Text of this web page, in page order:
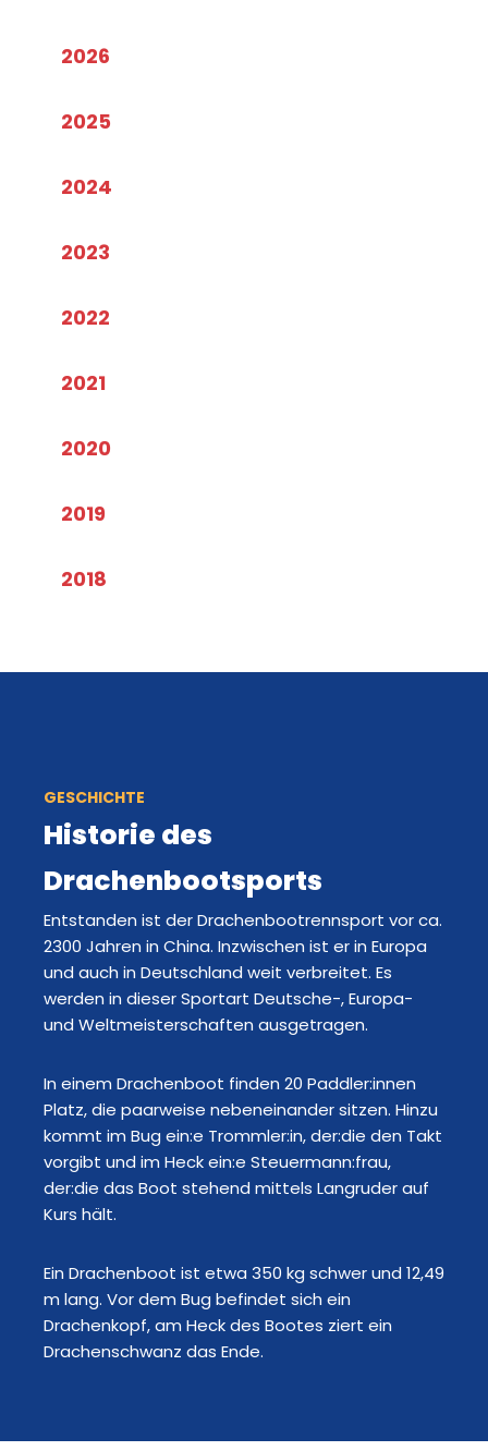
2026
2025
2024
2023
2022
2021
2020
2019
2018
GESCHICHTE
Historie des
Drachenbootsports
Entstanden ist der Drachenbootrennsport vor ca.
2300 Jahren in China. Inzwischen ist er in Europa
und auch in Deutschland weit verbreitet. Es
werden in dieser Sportart Deutsche-, Europa-
und Weltmeisterschaften ausgetragen.
In einem Drachenboot finden 20 Paddler:innen
Platz, die paarweise nebeneinander sitzen. Hinzu
kommt im Bug ein:e Trommler:in, der:die den Takt
vorgibt und im Heck ein:e Steuermann:frau,
der:die das Boot stehend mittels Langruder auf
Kurs hält.
Ein Drachenboot ist etwa 350 kg schwer und 12,49
m lang. Vor dem Bug befindet sich ein
Drachenkopf, am Heck des Bootes ziert ein
Drachenschwanz das Ende.